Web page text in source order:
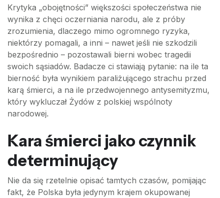
Krytyka „obojętności” większości społeczeństwa nie
wynika z chęci oczerniania narodu, ale z próby
zrozumienia, dlaczego mimo ogromnego ryzyka,
niektórzy pomagali, a inni – nawet jeśli nie szkodzili
bezpośrednio – pozostawali bierni wobec tragedii
swoich sąsiadów. Badacze ci stawiają pytanie: na ile ta
bierność była wynikiem paraliżującego strachu przed
karą śmierci, a na ile przedwojennego antysemityzmu,
który wykluczał Żydów z polskiej wspólnoty
narodowej.
Kara śmierci jako czynnik
determinujący
Nie da się rzetelnie opisać tamtych czasów, pomijając
fakt, że Polska była jedynym krajem okupowanej